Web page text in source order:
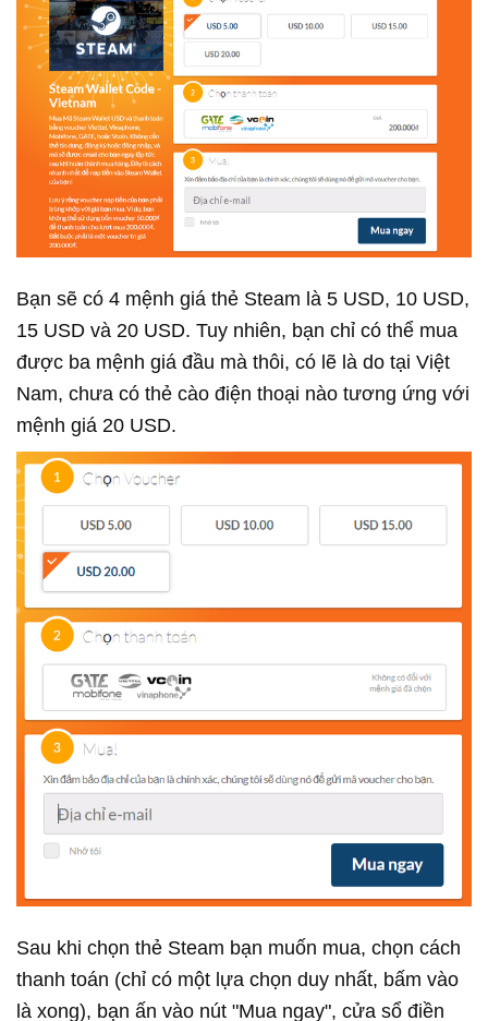
Bạn sẽ có 4 mệnh giá thẻ Steam là 5 USD, 10 USD,
15 USD và 20 USD. Tuy nhiên, bạn chỉ có thể mua
được ba mệnh giá đầu mà thôi, có lẽ là do tại Việt
Nam, chưa có thẻ cào điện thoại nào tương ứng với
mệnh giá 20 USD.
Sau khi chọn thẻ Steam bạn muốn mua, chọn cách
thanh toán (chỉ có một lựa chọn duy nhất, bấm vào
là xong), bạn ấn vào nút "Mua ngay", cửa sổ điền